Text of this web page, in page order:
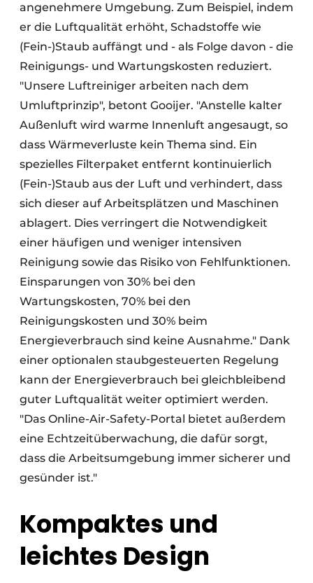
angenehmere Umgebung. Zum Beispiel, indem
er die Luftqualität erhöht, Schadstoffe wie
(Fein-)Staub auffängt und - als Folge davon - die
Reinigungs- und Wartungskosten reduziert.
"Unsere Luftreiniger arbeiten nach dem
Umluftprinzip", betont Gooijer. "Anstelle kalter
Außenluft wird warme Innenluft angesaugt, so
dass Wärmeverluste kein Thema sind. Ein
spezielles Filterpaket entfernt kontinuierlich
(Fein-)Staub aus der Luft und verhindert, dass
sich dieser auf Arbeitsplätzen und Maschinen
ablagert. Dies verringert die Notwendigkeit
einer häufigen und weniger intensiven
Reinigung sowie das Risiko von Fehlfunktionen.
Einsparungen von 30% bei den
Wartungskosten, 70% bei den
Reinigungskosten und 30% beim
Energieverbrauch sind keine Ausnahme." Dank
einer optionalen staubgesteuerten Regelung
kann der Energieverbrauch bei gleichbleibend
guter Luftqualität weiter optimiert werden.
"Das Online-Air-Safety-Portal bietet außerdem
eine Echtzeitüberwachung, die dafür sorgt,
dass die Arbeitsumgebung immer sicherer und
gesünder ist."
Kompaktes und
leichtes Design